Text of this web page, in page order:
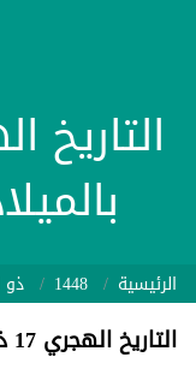
الرئيسية 1448 ذو
التاريخ الهجري 17 ذو القعدة 1448 الى ميلادي